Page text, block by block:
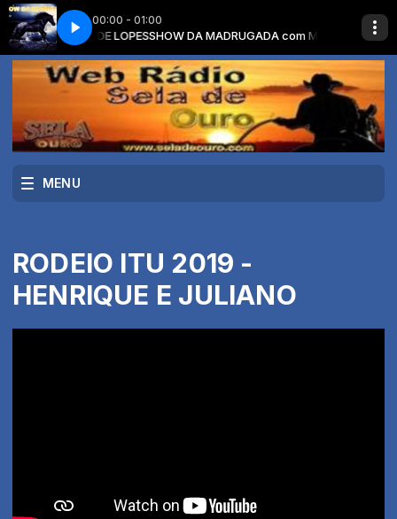
00:00 - 01:00
MAMEDE LOPESSHOW DA MADRUGADA com MAMEDE LOPES
- UMA EX MURILO HUFF E JORGE - UMA EX
MENU
RODEIO ITU 2019 -
HENRIQUE E JULIANO